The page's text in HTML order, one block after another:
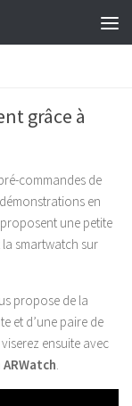
grâce à
commandes de
en
une petite
smartwatch sur
propose de la
et d’une paire de
ensuite avec
ARWatch.